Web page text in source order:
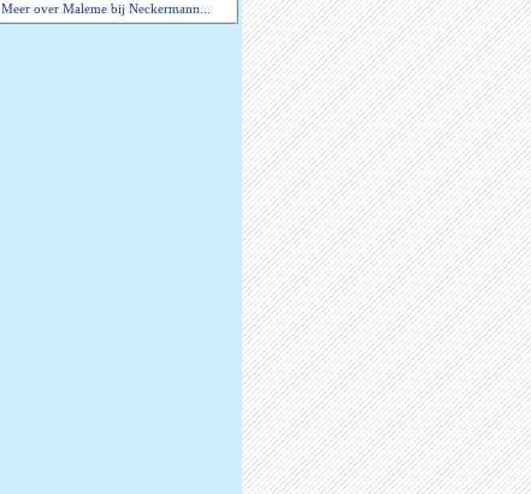
Meer over Maleme bij Neckermann...